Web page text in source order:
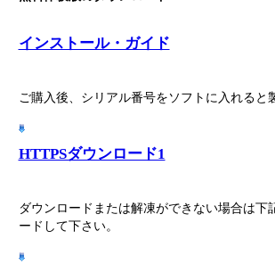
インストール・ガイド
ご購入後、シリアル番号をソフトに入れると
HTTPSダウンロード1
ダウンロードまたは解凍ができない場合は下
ードして下さい。